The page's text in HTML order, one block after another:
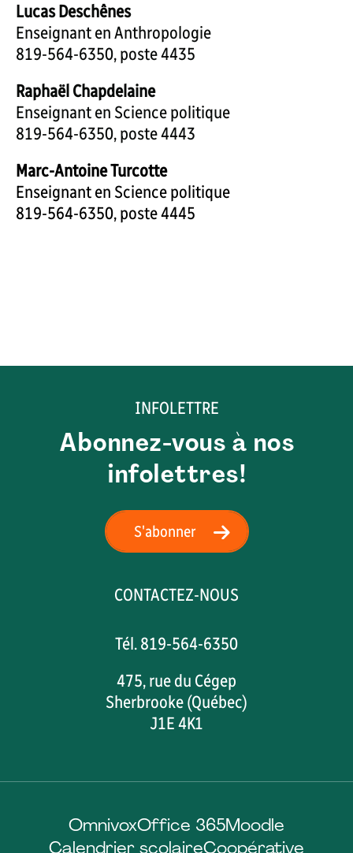
Lucas Deschênes
Enseignant en Anthropologie
819-564-6350, poste 4435
Raphaël Chapdelaine
Enseignant en Science politique
819-564-6350, poste 4443
Marc-Antoine Turcotte
Enseignant en Science politique
819-564-6350, poste 4445
INFOLETTRE
Abonnez-vous à nos
infolettres!
S'abonner
CONTACTEZ-NOUS
Tél. 819-564-6350
475, rue du Cégep
Sherbrooke (Québec)
J1E 4K1
OmnivoxOffice 365Moodle
Calendrier scolaireCoopérative